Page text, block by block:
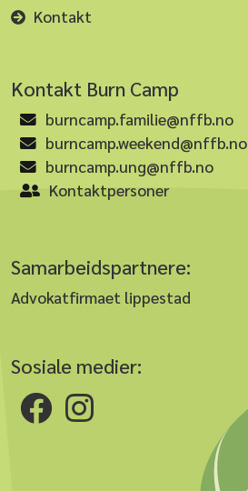
Kontakt
Kontakt Burn Camp
burncamp.familie@nffb.no
burncamp.weekend@nffb.no
burncamp.ung@nffb.no
Kontaktpersoner
Samarbeidspartnere:
Advokatfirmaet lippestad
Sosiale medier: